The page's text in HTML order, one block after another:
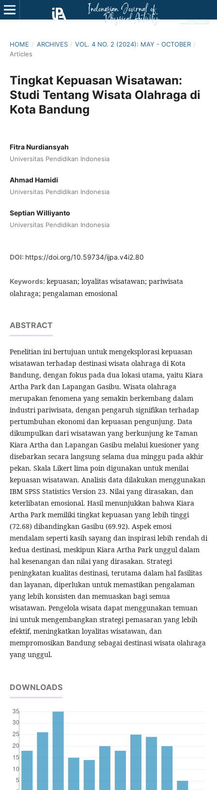
HOME / ARCHIVES / VOL. 4 NO. 2 (2024): MAY - OCTOBER /
Articles
Tingkat Kepuasan Wisatawan:
Studi Tentang Wisata Olahraga di
Kota Bandung
Fitra Nurdiansyah
Universitas Pendidikan Indonesia
Ahmad Hamidi
Universitas Pendidikan Indonesia
Septian Williyanto
Universitas Pendidikan Indonesia
DOI: https://doi.org/10.59734/ijpa.v4i2.80
Keywords: kepuasan; loyalitas wisatawan; pariwisata
olahraga; pengalaman emosional
ABSTRACT
Penelitian ini bertujuan untuk mengeksplorasi kepuasan
wisatawan terhadap destinasi wisata olahraga di Kota
Bandung, dengan fokus pada dua lokasi utama, yaitu Kiara
Artha Park dan Lapangan Gasibu. Wisata olahraga
merupakan fenomena yang semakin berkembang dalam
industri pariwisata, dengan pengaruh signifikan terhadap
pertumbuhan ekonomi dan kepuasan pengunjung. Data
dikumpulkan dari wisatawan yang berkunjung ke Taman
Kiara Artha dan Lapangan Gasibu melalui kuesioner yang
disebarkan secara langsung selama dua minggu pada akhir
pekan. Skala Likert lima poin digunakan untuk menilai
kepuasan wisatawan. Analisis data dilakukan menggunakan
IBM SPSS Statistics Version 23. Nilai yang dirasakan, dan
keterlibatan emosional. Hasil menunjukkan bahwa Kiara
Artha Park memiliki tingkat kepuasan yang lebih tinggi
(72.68) dibandingkan Gasibu (69.92). Aspek emosi
mendalam seperti kasih sayang dan inspirasi lebih rendah di
kedua destinasi, meskipun Kiara Artha Park unggul dalam
hal kesenangan dan nilai yang dirasakan. Strategi
peningkatan kualitas destinasi, terutama dalam hal fasilitas
dan layanan, diperlukan untuk memastikan pengalaman
yang lebih konsisten dan memuaskan bagi semua
wisatawan. Pengelola wisata dapat menggunakan temuan
ini untuk mengembangkan strategi pemasaran yang lebih
efektif, meningkatkan loyalitas wisatawan, dan
mempromosikan Bandung sebagai destinasi wisata olahraga
yang unggul.
DOWNLOADS